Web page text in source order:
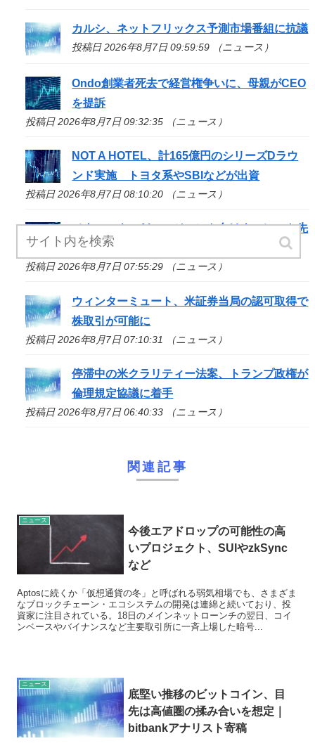
カルシ、ネットフリックス予測市場番組に抗議
投稿日 2026年8月7日 09:59:59 （ニュース）
Ondo創業者死去で経営権争いに、母親がCEO
を提訴
投稿日 2026年8月7日 09:32:35 （ニュース）
NOT A HOTEL、計165億円のシリーズDラウ
ンド実施 トヨタ系やSBIなどが出資
投稿日 2026年8月7日 08:10:20 （ニュース）
メタマスク、AIエージェント向けウォレット先
行公開
投稿日 2026年8月7日 07:55:29 （ニュース）
ウィンターミュート、米証券当局の認可取得で
株取引が可能に
投稿日 2026年8月7日 07:10:31 （ニュース）
停滞中の米クラリティー法案、トランプ政権が
倫理規定協議に着手
投稿日 2026年8月7日 06:40:33 （ニュース）
関連記事
ニュース
今後エアドロップの可能性の高
いプロジェクト、SUIやzkSync
など
Aptosに続くか「仮想通貨の冬」と呼ばれる弱気相場でも、さまざま
なブロックチェーン・エコシステムの開発は連綿と続いており、投
資家に注目されている。18日のメインネットローンチの翌日、コイ
ンベースやバイナンスなど主要取引所に一斉上場した暗号...
ニュース
底堅い推移のビットコイン、目
先は高値圏の揉み合いを想定｜
bitbankアナリスト寄稿